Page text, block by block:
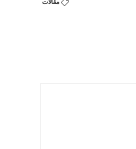
مقالات